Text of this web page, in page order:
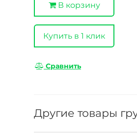
В корзину
Купить в 1 клик
Сравнить
Другие товары